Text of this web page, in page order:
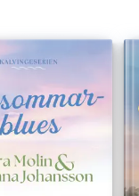
sorger och glädje.
roman som
tillvaro.